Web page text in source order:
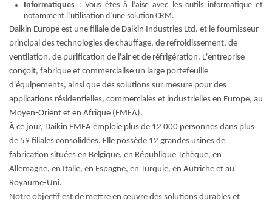
Informatiques : Vous êtes à l’aise avec les outils informatique et
notamment l’utilisation d’une solution CRM.
Daikin Europe est une filiale de Daikin Industries Ltd. et le fournisseur
principal des technologies de chauffage, de refroidissement, de
ventilation, de purification de l'air et de réfrigération. L'entreprise
conçoit, fabrique et commercialise un large portefeuille
d'équipements, ainsi que des solutions sur mesure pour des
applications résidentielles, commerciales et industrielles en Europe, au
Moyen-Orient et en Afrique (EMEA).
À ce jour, Daikin EMEA emploie plus de 12 000 personnes dans plus
de 59 filiales consolidées. Elle possède 12 grandes usines de
fabrication situées en Belgique, en République Tchèque, en
Allemagne, en Italie, en Espagne, en Turquie, en Autriche et au
Royaume-Uni.
Notre objectif est de mettre en œuvre des solutions durables et